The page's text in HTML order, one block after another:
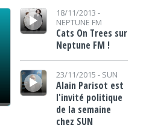
Lecteur audio18/11/2013 -
NEPTUNE FM
Cats On Trees sur
Neptune FM !
Lecteur audio
23/11/2015 - SUN
Alain Parisot est
l'invité politique
de la semaine
chez SUN